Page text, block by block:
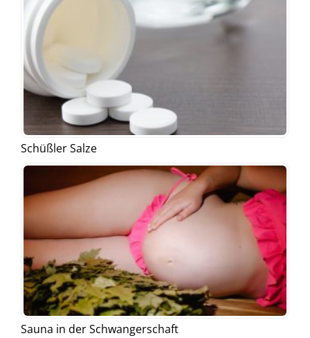
Schüßler Salze
Sauna in der Schwangerschaft